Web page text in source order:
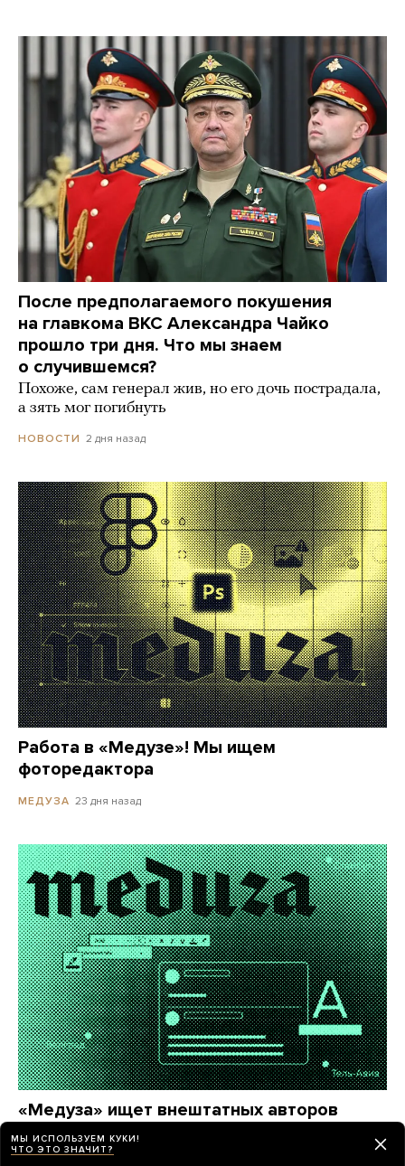
После предполагаемого покушения
на главкома ВКС Александра Чайко
прошло три дня. Что мы знаем
о случившемся?
Похоже, сам генерал жив, но его дочь пострадала,
а зять мог погибнуть
НОВОСТИ 2 дня назад
Работа в «Медузе»! Мы ищем
фоторедактора
МЕДУЗА 23 дня назад
«Медуза» ищет внештатных авторов
в центрах российской эмиграции
Если вы живете в Сербии, Грузии, Израиле
МЫ ИСПОЛЬЗУЕМ КУКИ!
ЧТО ЭТО ЗНАЧИТ?